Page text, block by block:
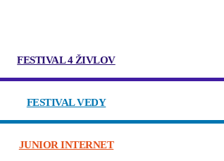
FESTIVAL 4 ŽIVLOV
FESTIVAL VEDY
JUNIOR INTERNET